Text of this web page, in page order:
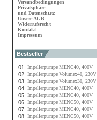
Versandbedingungen
Privatsphäre
und Datenschutz
Unsere AGB
Widerrufsrecht
Kontakt
Impressum
Bestseller
01. Impellerpumpe MENC40, 400V
02. Impellerpumpe Volumex40, 230V
03. Impellerpumpe Volumex30, 230V
04. Impellerpumpe MENC40, 400V
05. Impellerpumpe MENC40, 400V
06. Impellerpumpe MENC50, 400V
07. Impellerpumpe MENC40, 400V
08. Impellerpumpe MENC50, 400V